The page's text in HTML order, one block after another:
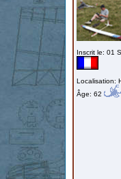
Inscrit le: 01
Localisation:
Âge: 62